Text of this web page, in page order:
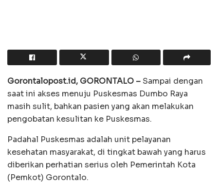
Gorontalopost.id, GORONTALO – Sampai dengan
saat ini akses menuju Puskesmas Dumbo Raya
masih sulit, bahkan pasien yang akan melakukan
pengobatan kesulitan ke Puskesmas.
Padahal Puskesmas adalah unit pelayanan
kesehatan masyarakat, di tingkat bawah yang harus
diberikan perhatian serius oleh Pemerintah Kota
(Pemkot) Gorontalo.